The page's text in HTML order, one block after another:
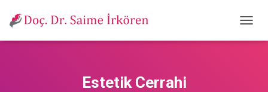
AÇ/
Estetik Cerrahi